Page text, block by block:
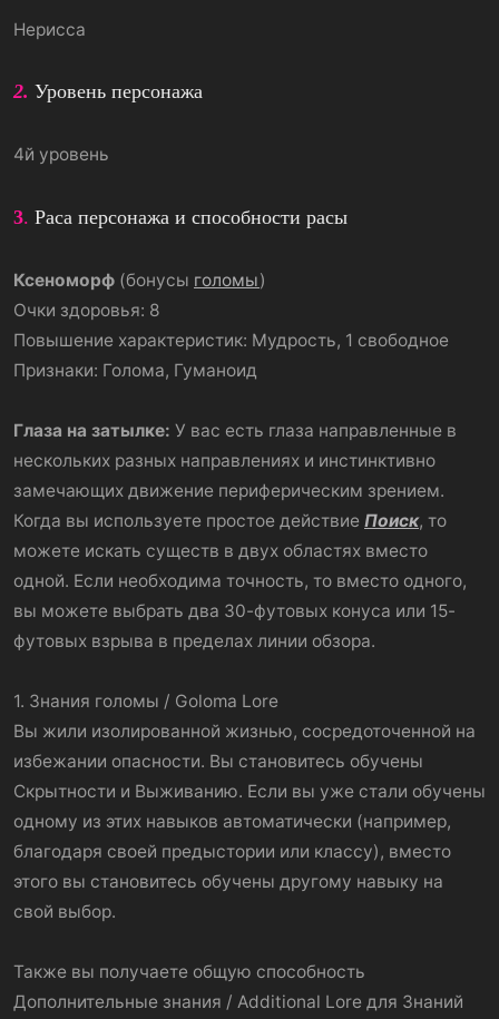
Нерисса
2. Уровень персонажа
4й уровень
3. Раса персонажа и способности расы
Ксеноморф (бонусы голомы)
Очки здоровья: 8
Повышение характеристик: Мудрость, 1 свободное
Признаки: Голома, Гуманоид
Глаза на затылке: У вас есть глаза направленные в
нескольких разных направлениях и инстинктивно
замечающих движение периферическим зрением.
Когда вы используете простое действие Поиск, то
можете искать существ в двух областях вместо
одной. Если необходима точность, то вместо одного,
вы можете выбрать два 30-футовых конуса или 15-
футовых взрыва в пределах линии обзора.
1. Знания голомы / Goloma Lore
Вы жили изолированной жизнью, сосредоточенной на
избежании опасности. Вы становитесь обучены
Скрытности и Выживанию. Если вы уже стали обучены
одному из этих навыков автоматически (например,
благодаря своей предыстории или классу), вместо
этого вы становитесь обучены другому навыку на
свой выбор.
Также вы получаете общую способность
Дополнительные знания / Additional Lore для Знаний